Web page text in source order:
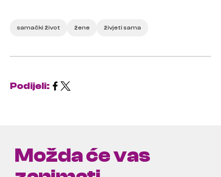
samački život žene živjeti sama
Podijeli:
Možda će vas